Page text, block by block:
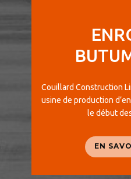
Couillard Construction
usine de production
le début
EN